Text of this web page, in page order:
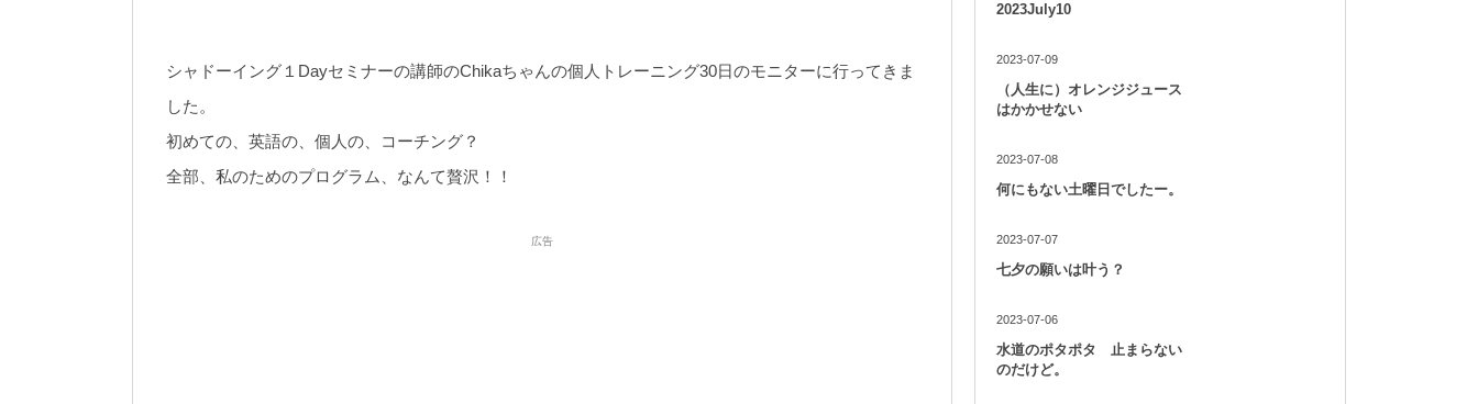
シャドーイング１Dayセミナーの講師のChikaちゃんの個人トレーニング30日のモニターに行ってきま
した。
初めての、英語の、個人の、コーチング？
全部、私のためのプログラム、なんて贅沢！！
広告
2023July10
2023-07-09
（人生に）オレンジジュース
はかかせない
2023-07-08
何にもない土曜日でしたー。
2023-07-07
七夕の願いは叶う？
2023-07-06
水道のポタポタ 止まらない
のだけど。